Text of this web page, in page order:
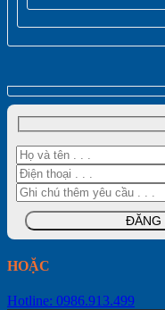
HOẶC
Hotline: 0986.913.499